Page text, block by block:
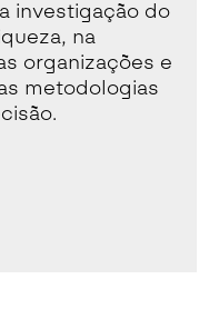
investigação do
na
organizações e
metodologias